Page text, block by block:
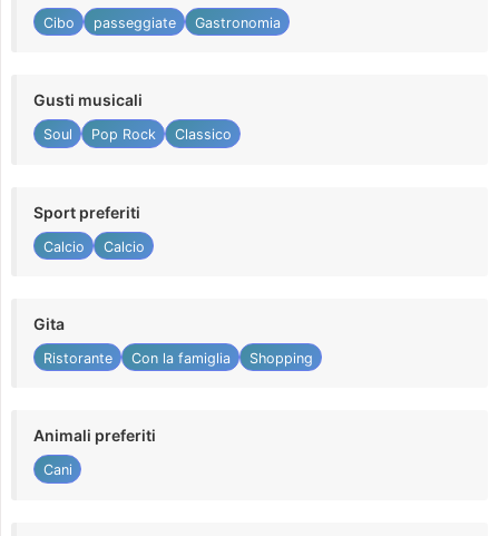
Cibo passeggiate Gastronomia
Gusti musicali
Soul Pop Rock Classico
Sport preferiti
Calcio Calcio
Gita
Ristorante Con la famiglia Shopping
Animali preferiti
Cani